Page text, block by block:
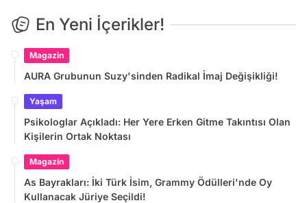
En Yeni İçerikler!
Magazin
AURA Grubunun Suzy'sinden Radikal İmaj Değişikliği!
Yaşam
Psikologlar Açıkladı: Her Yere Erken Gitme Takıntısı Olan
Kişilerin Ortak Noktası
Magazin
As Bayrakları: İki Türk İsim, Grammy Ödülleri'nde Oy
Kullanacak Jüriye Seçildi!